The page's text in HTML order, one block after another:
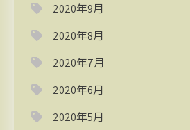
2020年9月
2020年8月
2020年7月
2020年6月
2020年5月